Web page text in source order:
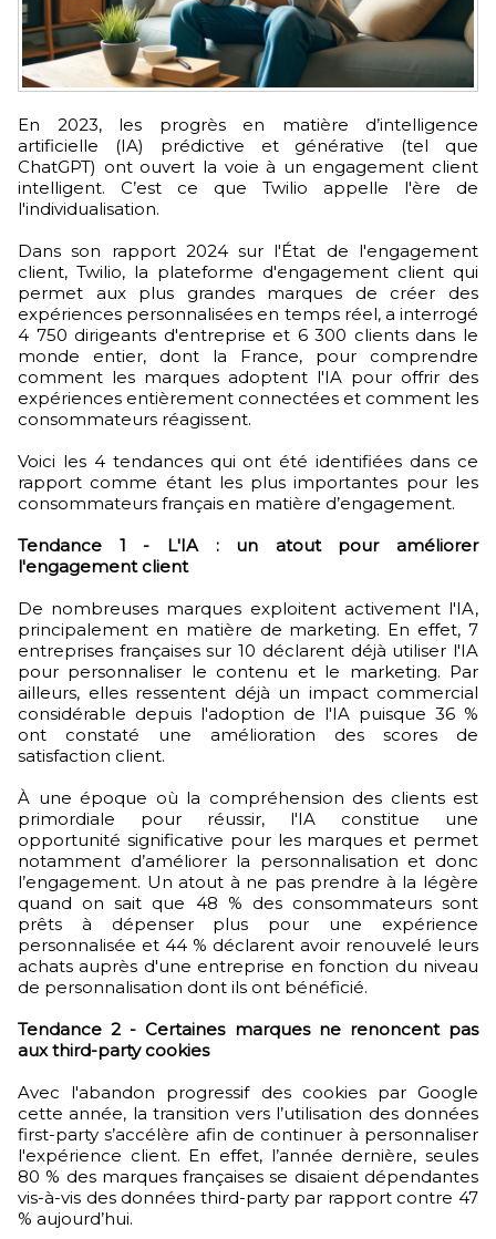
En 2023, les progrès en matière d’intelligence
artificielle (IA) prédictive et générative (tel que
ChatGPT) ont ouvert la voie à un engagement client
intelligent. C’est ce que Twilio appelle l'ère de
l'individualisation.
Dans son rapport 2024 sur l'État de l'engagement
client, Twilio, la plateforme d'engagement client qui
permet aux plus grandes marques de créer des
expériences personnalisées en temps réel, a interrogé
4 750 dirigeants d'entreprise et 6 300 clients dans le
monde entier, dont la France, pour comprendre
comment les marques adoptent l'IA pour offrir des
expériences entièrement connectées et comment les
consommateurs réagissent.
Voici les 4 tendances qui ont été identifiées dans ce
rapport comme étant les plus importantes pour les
consommateurs français en matière d’engagement.
Tendance 1 - L'IA : un atout pour améliorer
l'engagement client
De nombreuses marques exploitent activement l'IA,
principalement en matière de marketing. En effet, 7
entreprises françaises sur 10 déclarent déjà utiliser l'IA
pour personnaliser le contenu et le marketing. Par
ailleurs, elles ressentent déjà un impact commercial
considérable depuis l'adoption de l'IA puisque 36 %
ont constaté une amélioration des scores de
satisfaction client.
À une époque où la compréhension des clients est
primordiale pour réussir, l'IA constitue une
opportunité significative pour les marques et permet
notamment d’améliorer la personnalisation et donc
l’engagement. Un atout à ne pas prendre à la légère
quand on sait que 48 % des consommateurs sont
prêts à dépenser plus pour une expérience
personnalisée et 44 % déclarent avoir renouvelé leurs
achats auprès d'une entreprise en fonction du niveau
de personnalisation dont ils ont bénéficié.
Tendance 2 - Certaines marques ne renoncent pas
aux third-party cookies
Avec l'abandon progressif des cookies par Google
cette année, la transition vers l’utilisation des données
first-party s’accélère afin de continuer à personnaliser
l'expérience client. En effet, l’année dernière, seules
80 % des marques françaises se disaient dépendantes
vis-à-vis des données third-party par rapport contre 47
% aujourd’hui.